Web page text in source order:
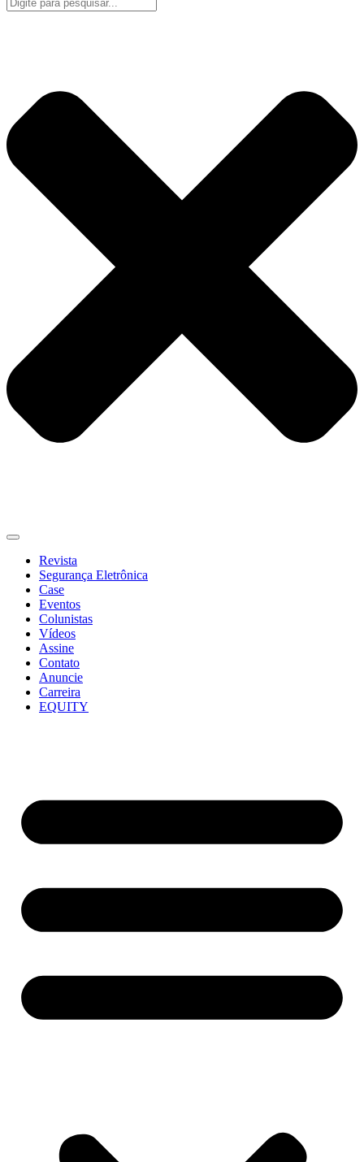
Revista
Segurança Eletrônica
Case
Eventos
Colunistas
Vídeos
Assine
Contato
Anuncie
Carreira
EQUITY